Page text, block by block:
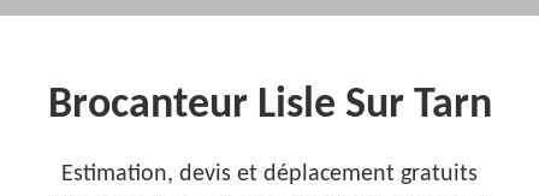
Brocanteur Lisle Sur Tarn
Estimation, devis et déplacement gratuits